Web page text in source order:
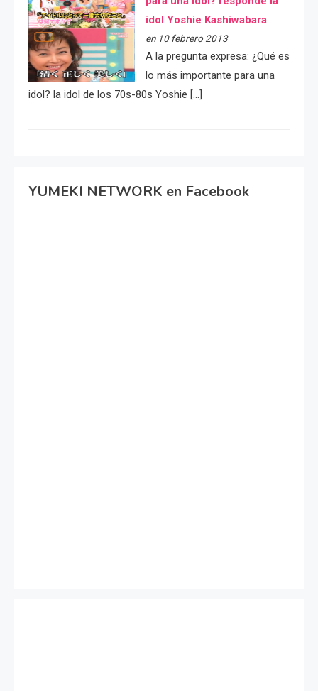
idol Yoshie Kashiwabara
en 10 febrero 2013
A la pregunta expresa: ¿Qué es
lo más importante para una
idol? la idol de los 70s-80s Yoshie […]
YUMEKI NETWORK en Facebook